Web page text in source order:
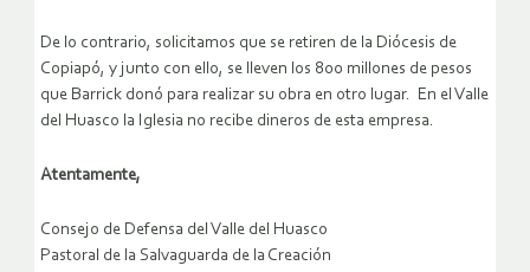
De lo contrario, solicitamos que se retiren de la Diócesis de
Copiapó, y junto con ello, se lleven los 800 millones de pesos
que Barrick donó para realizar su obra en otro lugar. En el Valle
del Huasco la Iglesia no recibe dineros de esta empresa.
Atentamente,
Consejo de Defensa del Valle del Huasco
Pastoral de la Salvaguarda de la Creación